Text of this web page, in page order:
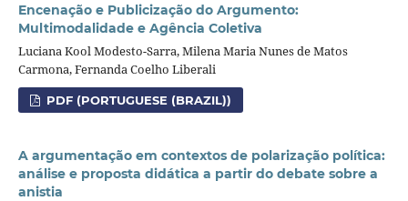
Encenação e Publicização do Argumento:
Multimodalidade e Agência Coletiva
Luciana Kool Modesto-Sarra, Milena Maria Nunes de Matos
Carmona, Fernanda Coelho Liberali
PDF (PORTUGUESE (BRAZIL))
A argumentação em contextos de polarização política:
análise e proposta didática a partir do debate sobre a
anistia